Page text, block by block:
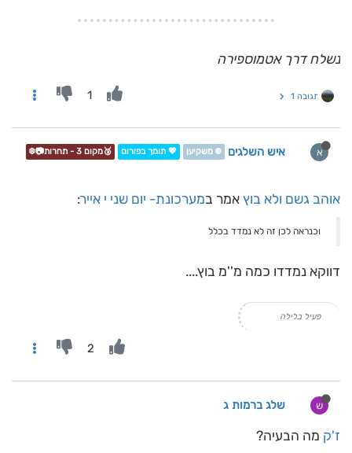
נשלח דרך אטמוספירה
תגובה 1 1
א איש השלגים ❄️ משקיען 💖 תומך בפורום 🥉מקום 3 - תחרות📷❄️
אוהב גשם ולא בוץ אמר במערכונת- יום שני י אייר:
וכנראה לכן זה לא נמדד בכלל
דווקא נמדדו כמה מ''מ בוץ....
פעיל בלילה
2
ש שלג ברמות ג
ז'ק מה הבעיה?